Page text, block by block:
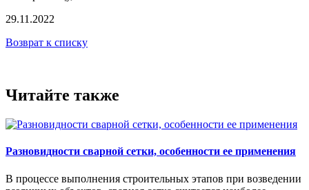
29.11.2022
Возврат к списку
Читайте также
Разновидности сварной сетки, особенности ее применения
В процессе выполнения строительных этапов при возведении